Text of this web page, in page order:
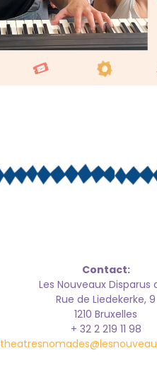
Contact:
Les Nouveaux Disparus
Rue de Liedekerke, 9
1210 Bruxelles
+ 32 2 219 11 98